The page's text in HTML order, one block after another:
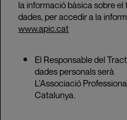
la informació bàsica sobre
dades, per accedir a la
www.apic.cat
El Responsable del
dades personals serà
L’Associació
Catalunya.